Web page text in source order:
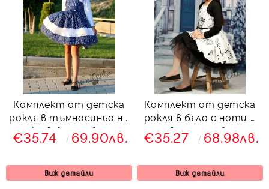
Комплект от детска
рокля в тъмносиньо на
точки в бяло с болеро
в бяло Далента
€35.74 69.90лв.
Виж детайли
Комплект от детска
рокля в бяло с ноти с
тюл в черно и болеро
Кларисия
€35.27 68.98лв.
Виж детайли